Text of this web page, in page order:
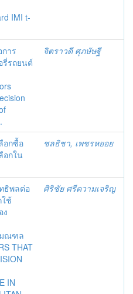
IMI t-
าร
รี่รถยนต์
จิตราวดี ศุภษัษฐี
อกซื้อ
อกใน
ชลธิชา, เพชรหยอย
ธิพลต่อ
ใช้
ง
มณฑล
THAT
IN
ศิริชัย ศรีความเจริญ